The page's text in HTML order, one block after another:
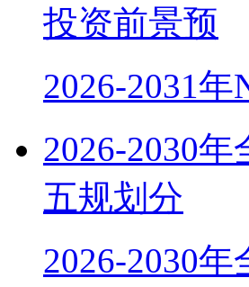
投资前景预
2026-2031
2026-2030
五规划分
2026-2030